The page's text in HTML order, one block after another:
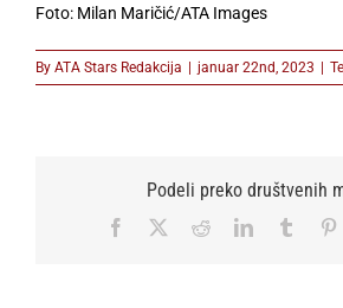
Foto: Milan Maričić/ATA Images
By ATA Stars Redakcija januar 22nd, 2023
Podeli preko društvenih
Facebook RedditLinkedInTumblr